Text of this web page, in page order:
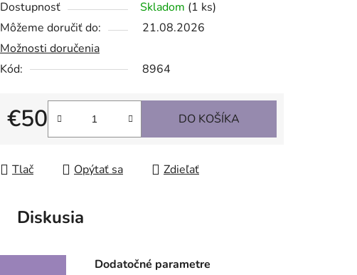
Dostupnosť Skladom (1 ks)
Môžeme doručiť do:
21.08.2026
Možnosti doručenia
Kód:
8964
€50
Jednotková cena:
DO KOŠÍKA
Tlač Opýtať sa Zdieľať
Diskusia
Dodatočné parametre